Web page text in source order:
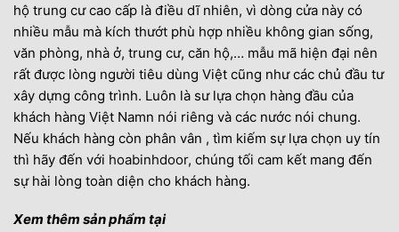
hộ trung cư cao cấp là điều dĩ nhiên, vì dòng cửa này có
nhiều mẫu mà kích thướt phù hợp nhiều không gian sống,
văn phòng, nhà ở, trung cư, căn hộ,… mẫu mã hiện đại nên
rất được lòng người tiêu dùng Việt cũng như các chủ đầu tư
xây dựng công trình. Luôn là sư lựa chọn hàng đầu của
khách hàng Việt Namn nói riêng và các nước nói chung.
Nếu khách hàng còn phân vân , tìm kiếm sự lựa chọn uy tín
thì hãy đến với hoabinhdoor, chúng tối cam kết mang đến
sự hài lòng toàn diện cho khách hàng.
Xem thêm sản phẩm tại